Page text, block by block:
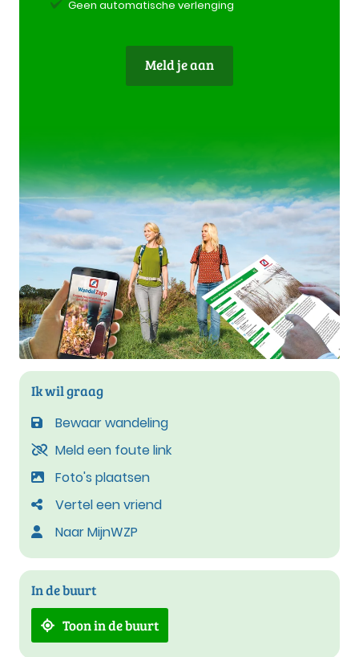
Geen automatische verlenging
Meld je aan
Ik wil graag
Bewaar wandeling
Meld een foute link
Foto's plaatsen
Vertel een vriend
Naar MijnWZP
In de buurt
Toon in de buurt